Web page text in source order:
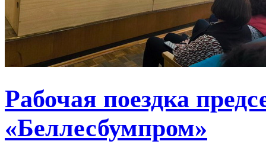
Рабочая поездка
«Беллесбумпром»